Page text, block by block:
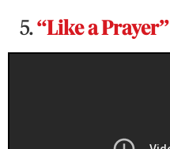
5.“Like a Prayer”